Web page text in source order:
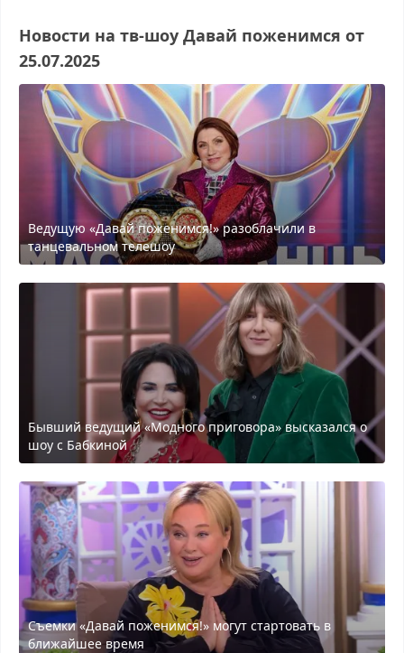
Новости на тв-шоу Давай поженимся от
25.07.2025
Ведущую «Давай поженимся!» разоблачили в
танцевальном телешоу
Бывший ведущий «Модного приговора» высказался о
шоу с Бабкиной
Съемки «Давай поженимся!» могут стартовать в
ближайшее время